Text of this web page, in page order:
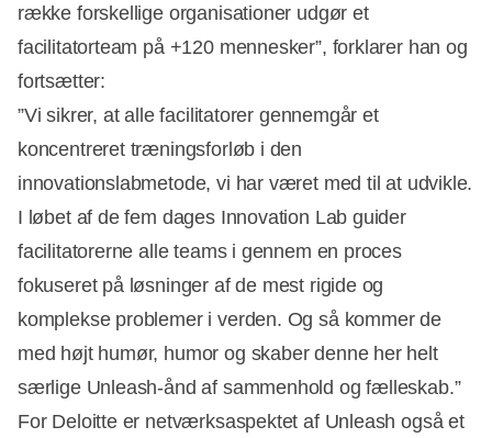
række forskellige organisationer udgør et
facilitatorteam på +120 mennesker”, forklarer han og
fortsætter:
”Vi sikrer, at alle facilitatorer gennemgår et
koncentreret træningsforløb i den
innovationslabmetode, vi har været med til at udvikle.
I løbet af de fem dages Innovation Lab guider
facilitatorerne alle teams i gennem en proces
fokuseret på løsninger af de mest rigide og
komplekse problemer i verden. Og så kommer de
med højt humør, humor og skaber denne her helt
særlige Unleash-ånd af sammenhold og fælleskab.”
For Deloitte er netværksaspektet af Unleash også et